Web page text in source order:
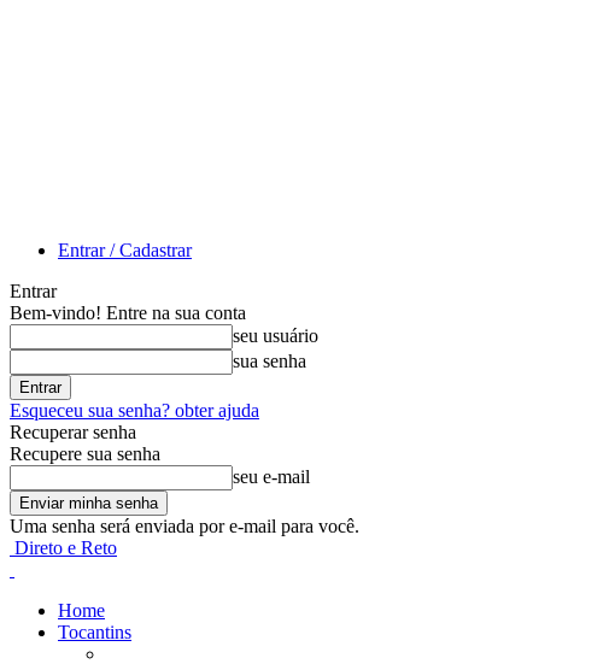
Entrar / Cadastrar
Entrar
Bem-vindo! Entre na sua conta
seu usuário
sua senha
Esqueceu sua senha? obter ajuda
Recuperar senha
Recupere sua senha
seu e-mail
Uma senha será enviada por e-mail para você.
Direto e Reto
Home
Tocantins